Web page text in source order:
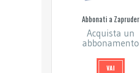
Abbonati a Zapruder
Acquista un
abbonamento
VAI